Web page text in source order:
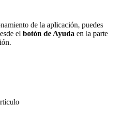
de la aplicación, puedes
el botón de Ayuda en la parte